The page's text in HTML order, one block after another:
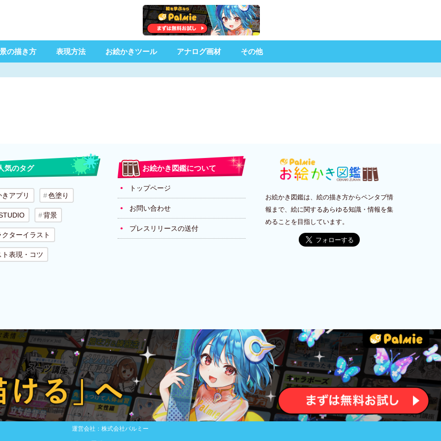
の描き方 表現方法 お絵かきツール アナログ画材 その他
気のタグ
アプリ 色塗り
背景
ターイラスト
ト表現・コツ
お絵かき図鑑について
トップページ
お問い合わせ
プレスリリースの送付
お絵かき図鑑は、絵の描き方からペンタブ情
報まで、絵に関するあらゆる知識・情報を集
めることを目指しています。
運営会社：株式会社パルミー